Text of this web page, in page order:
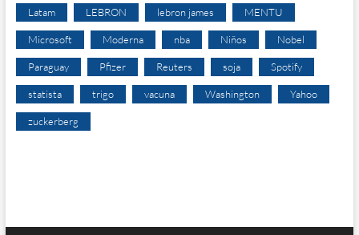
Latam LEBRON lebron james MENTU
Microsoft Moderna nba Niños Nobel
Paraguay Pfizer Reuters soja Spotify
statista trigo vacuna Washington Yahoo
zuckerberg